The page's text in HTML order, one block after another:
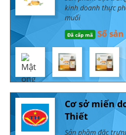
kinh doanh thực
muối
Đã cấp mã Số
Cơ sở miến
Thiết
Sản phầm đặc